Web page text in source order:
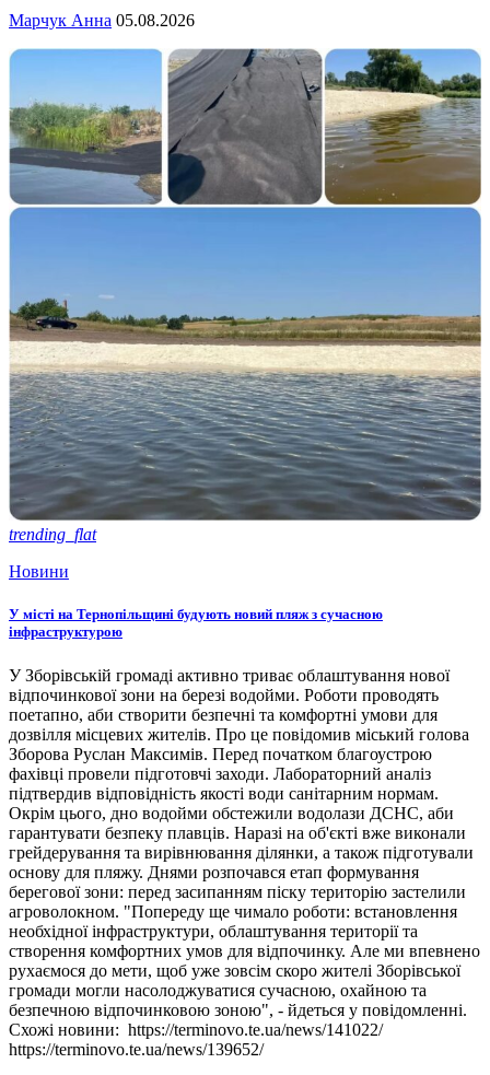
Марчук Анна 05.08.2026
trending_flat
Новини
У місті на Тернопільщині будують новий пляж з сучасною
інфраструктурою
У Зборівській громаді активно триває облаштування нової
відпочинкової зони на березі водойми. Роботи проводять
поетапно, аби створити безпечні та комфортні умови для
дозвілля місцевих жителів. Про це повідомив міський голова
Зборова Руслан Максимів. Перед початком благоустрою
фахівці провели підготовчі заходи. Лабораторний аналіз
підтвердив відповідність якості води санітарним нормам.
Окрім цього, дно водойми обстежили водолази ДСНС, аби
гарантувати безпеку плавців. Наразі на об'єкті вже виконали
грейдерування та вирівнювання ділянки, а також підготували
основу для пляжу. Днями розпочався етап формування
берегової зони: перед засипанням піску територію застелили
агроволокном. "Попереду ще чимало роботи: встановлення
необхідної інфраструктури, облаштування території та
створення комфортних умов для відпочинку. Але ми впевнено
рухаємося до мети, щоб уже зовсім скоро жителі Зборівської
громади могли насолоджуватися сучасною, охайною та
безпечною відпочинковою зоною", - йдеться у повідомленні.
Схожі новини: https://terminovo.te.ua/news/141022/
https://terminovo.te.ua/news/139652/